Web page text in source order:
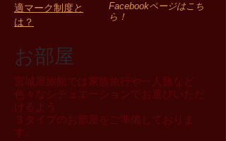
適マーク制度と
は？
Facebookページはこち
ら！
お部屋
宮城屋旅館では家族旅行や一人旅など
色々なシチュエーションでお選びいただ
けるよう
３タイプのお部屋をご準備しておりま
す。